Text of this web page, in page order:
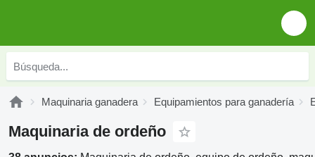
Maquinaria ganadera Equipamientos para ganadería
Maquinaria de ordeño